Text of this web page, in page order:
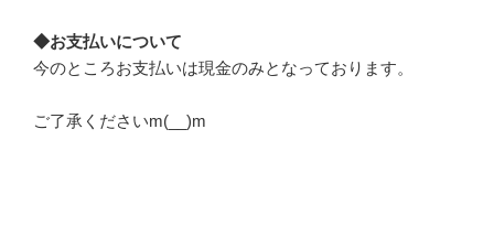
◆お支払いについて
今のところお支払いは現金のみとなっております。
ご了承くださいm(__)m